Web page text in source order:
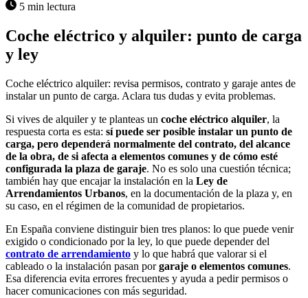
5 min lectura
Coche eléctrico y alquiler: punto de carga
y ley
Coche eléctrico alquiler: revisa permisos, contrato y garaje antes de
instalar un punto de carga. Aclara tus dudas y evita problemas.
Si vives de alquiler y te planteas un coche eléctrico alquiler, la
respuesta corta es esta: sí puede ser posible instalar un punto de
carga, pero dependerá normalmente del contrato, del alcance
de la obra, de si afecta a elementos comunes y de cómo esté
configurada la plaza de garaje. No es solo una cuestión técnica;
también hay que encajar la instalación en la Ley de
Arrendamientos Urbanos, en la documentación de la plaza y, en
su caso, en el régimen de la comunidad de propietarios.
En España conviene distinguir bien tres planos: lo que puede venir
exigido o condicionado por la ley, lo que puede depender del
contrato de arrendamiento y lo que habrá que valorar si el
cableado o la instalación pasan porgaraje o elementos comunes.
Esa diferencia evita errores frecuentes y ayuda a pedir permisos o
hacer comunicaciones con más seguridad.